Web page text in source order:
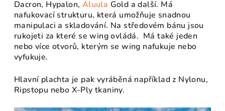
Dacron, Hypalon, Aluula Gold a další. Má
nafukovací strukturu, která umožňuje snadnou
manipulaci a skladování. Na středovém bánu jsou
rukojeti za které se wing ovládá. Má také jeden
nebo více otvorů, kterým se wing nafukuje nebo
vyfukuje.
Hlavní plachta je pak vyráběná například z Nylonu,
Ripstopu nebo X-Ply tkaniny.